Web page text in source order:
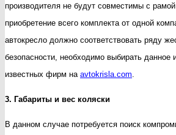
производителя не будут совместимы с рамой
приобретение всего комплекта от одной
автокресло должно соответствовать ряду
безопасности, необходимо выбирать данное
известных фирм на avtokrisla.com
3. Габариты и вес коляски
В данном случае потребуется поиск